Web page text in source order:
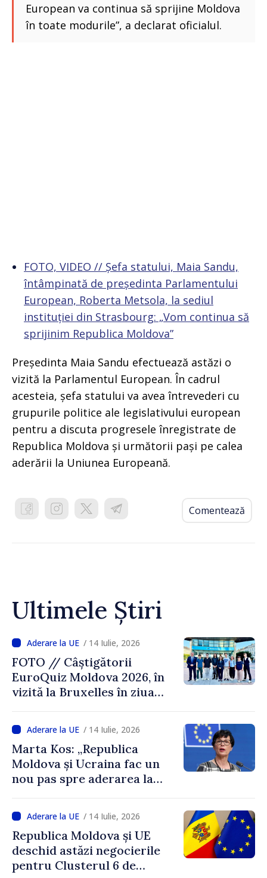
European va continua să sprijine Moldova
în toate modurile”, a declarat oficialul.
FOTO, VIDEO // Șefa statului, Maia Sandu,
întâmpinată de președinta Parlamentului
European, Roberta Metsola, la sediul
instituției din Strasbourg: „Vom continua să
sprijinim Republica Moldova”
Președinta Maia Sandu efectuează astăzi o
vizită la Parlamentul European. În cadrul
acesteia, șefa statului va avea întrevederi cu
grupurile politice ale legislativului european
pentru a discuta progresele înregistrate de
Republica Moldova și următorii pași pe calea
aderării la Uniunea Europeană.
Comentează
Ultimele Știri
/ 14 Iulie, 2026
FOTO // Câștigătorii
EuroQuiz Moldova 2026, în
vizită la Bruxelles în ziua
pentru Clusterul 6
/ 14 Iulie, 2026
Marta Kos: „Republica
Moldova și Ucraina fac un
nou pas spre aderarea la
/ 14 Iulie, 2026
Republica Moldova și UE
deschid astăzi negocierile
pentru Clusterul 6 de